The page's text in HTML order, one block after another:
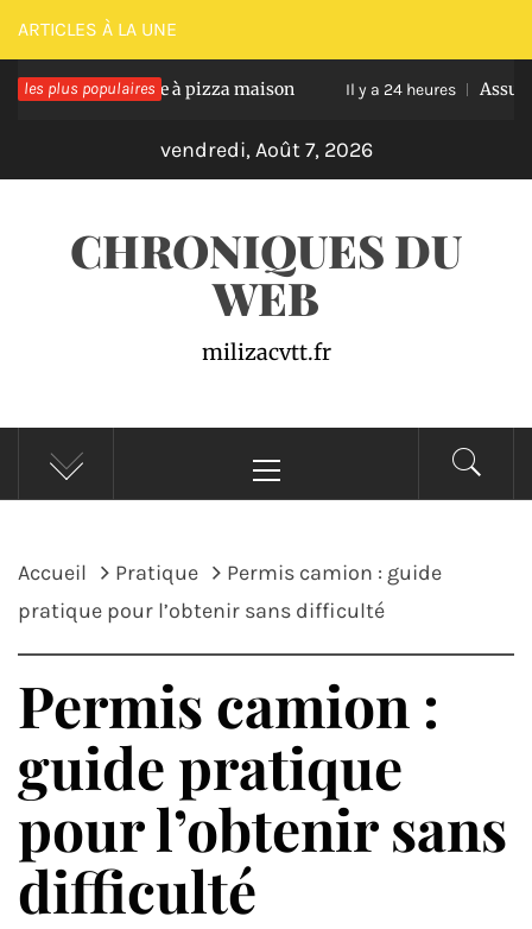
Passer
au
contenu
ARTICLES À LA UNE
les plus populaires
une pâte à pizza maison Il y a 24 heures Assurance
vendredi, Août 7, 2026
CHRONIQUES DU
WEB
milizacvtt.fr
principal
Accueil Pratique
Permis camion : guide
pratique pour l’obtenir sans difficulté
Permis camion :
guide pratique
pour l’obtenir sans
difficulté